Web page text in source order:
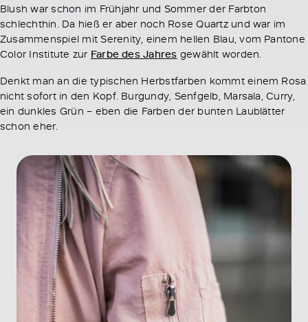
Blush war schon im Frühjahr und Sommer der Farbton
schlechthin. Da hieß er aber noch Rose Quartz und war im
Zusammenspiel mit Serenity, einem hellen Blau, vom Pantone
Color Institute zur Farbe des Jahres gewählt worden.
Denkt man an die typischen Herbstfarben kommt einem Rosa
nicht sofort in den Kopf. Burgundy, Senfgelb, Marsala, Curry,
ein dunkles Grün – eben die Farben der bunten Laublätter
schon eher.